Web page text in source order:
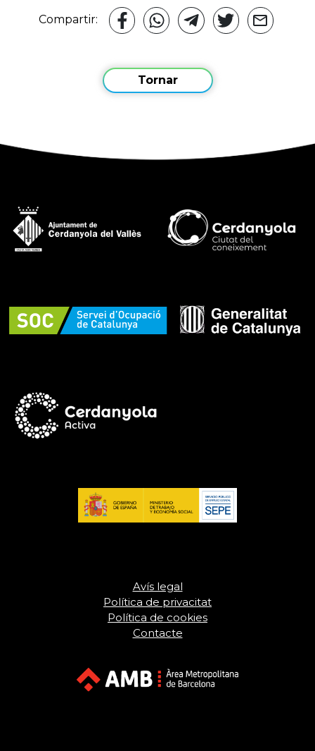
Compartir:
Tornar
Avís legal
Política de privacitat
Política de cookies
Contacte